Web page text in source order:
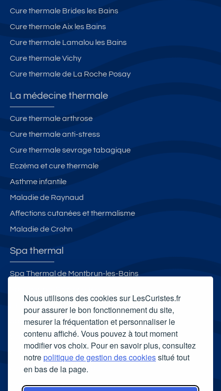
Nous utilisons des cookies sur LesCuristes.fr
pour assurer le bon fonctionnement du site,
mesurer la fréquentation et personnaliser le
contenu affiché. Vous pouvez à tout moment
modifier vos choix. Pour en savoir plus, consultez
notrepolitique de gestion des cookiessitué tout
en bas de la page.
Cure thermale Brides les Bains
Cure thermale Aix les Bains
Cure thermale Lamalou les Bains
Cure thermale Vichy
Cure thermale de La Roche Posay
La médecine thermale
Cure thermale arthrose
Cure thermale anti-stress
Cure thermale sevrage tabagique
Eczéma et cure thermale
Asthme infantile
Maladie de Raynaud
Affections cutanées et thermalisme
Maladie de Crohn
Spa thermal
Spa Thermal de Montbrun-les-Bains
L'Espace Bien-Être - Les Thermes d'Evian
Spa thermal d'Allevard
Carte cadeau spa Vichy
Carte cadeau spa Bagnoles-de-l'Orne
Carte cadeau spa Saubusse
Carte cadeau spa Châtel-Guyon